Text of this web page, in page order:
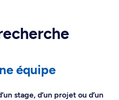
équipe
stage, d’un projet ou d’un